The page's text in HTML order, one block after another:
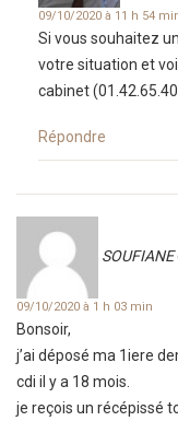
09/10/2020 à 11 h 54
Si vous souhaitez
votre situation et
cabinet
Répondre
SOUFIANE
09/10/2020 à 1 h 03 min
Bonsoir,
j’ai déposé ma 1iere
cdi il y a 18 mois.
je reçois un récépissé